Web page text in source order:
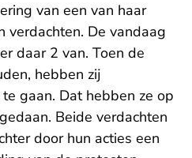
van een van haar
verdachten. De vandaag
daar 2 van. Toen de
hebben zij
gaan. Dat hebben ze op
Beide verdachten
door hun acties een